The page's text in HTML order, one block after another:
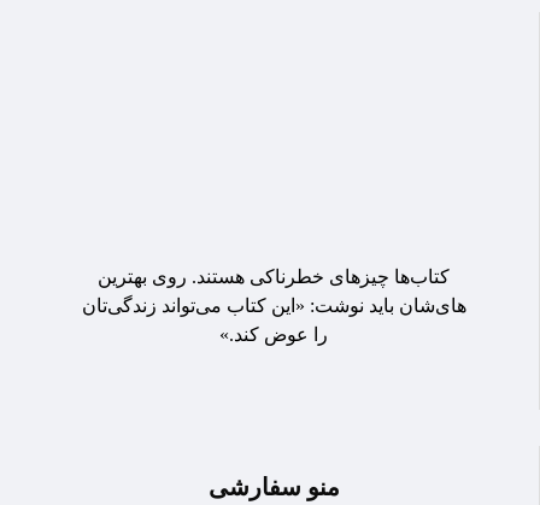
کتاب‌ها چیزهای خطرناکی هستند. روی بهترین
های‌شان باید نوشت: «این کتاب می‌تواند زندگی‌تان
را عوض کند.»
منو سفارشی